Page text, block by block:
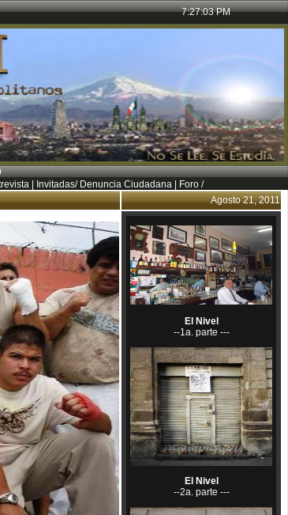
7:27:05 PM
Invitadas/Denuncia Ciudadana Foro /
Agosto 21, 2011
El Nivel
--1a. parte ---
El Nivel
--2a. parte ---